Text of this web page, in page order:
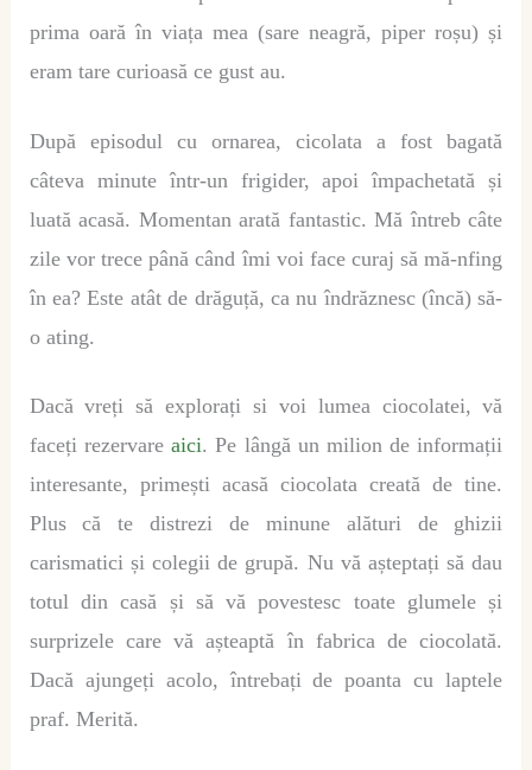
prima oară în viața mea (sare neagră, piper roșu) și
eram tare curioasă ce gust au.
După episodul cu ornarea, cicolata a fost bagată
câteva minute într-un frigider, apoi împachetată și
luată acasă. Momentan arată fantastic. Mă întreb câte
zile vor trece până când îmi voi face curaj să mă-nfing
în ea? Este atât de drăguță, ca nu îndrăznesc (încă) să-
o ating.
Dacăvreți să explorați si voilumea ciocolatei,vă
facețirezervareaici. Pe lângă un milion de informații
interesante, primești acasăciocolata creată de tine.
Plus că te distrezi de minune alături de ghizii
carismatici și colegii de grupă. Nu vă așteptați să dau
totul din casă și să vă povestesc toate glumele și
surprizele care vă așteaptă în fabrica de ciocolată.
Dacă ajungeți acolo, întrebați de poanta cu laptele
praf. Merită.